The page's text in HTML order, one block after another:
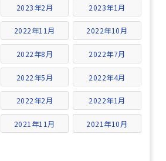
2023年2月 2023年1月
2022年11月 2022年10月
2022年8月 2022年7月
2022年5月 2022年4月
2022年2月 2022年1月
2021年11月 2021年10月